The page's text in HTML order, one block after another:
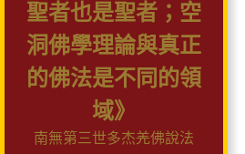
聖者也是聖者；空
洞佛學理論與真正
的佛法是不同的領
域》
南無第三世多杰羌佛說法